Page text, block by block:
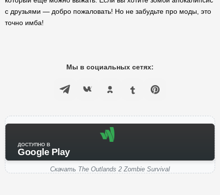
с друзьями — добро пожаловать! Но не забудьте про моды, это
точно имба!
Мы в социальных сетях:
ДОСТУПНО В
Google Play
Скачать The Outlands 2 Zombie Survival